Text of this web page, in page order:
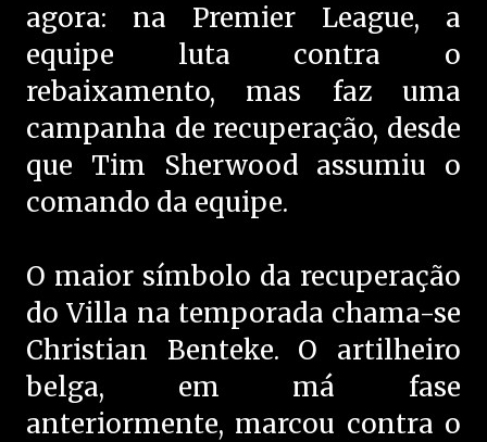
agora: na Premier League, a
equipe luta contra o
rebaixamento, mas faz uma
campanha de recuperação, desde
que Tim Sherwood assumiu o
comando da equipe.
O maior símbolo da recuperação
do Villa na temporada chama-se
Christian Benteke. O artilheiro
belga, em má fase
anteriormente, marcou contra o